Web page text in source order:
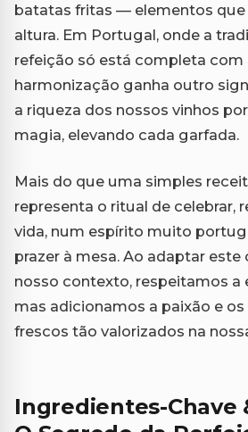
batatas fritas — elementos que
altura. Em Portugal, onde a
refeição só está completa com
harmonização ganha outro
a riqueza dos nossos vinhos
magia, elevando cada garfada.
Mais do que uma simples
representa o ritual de celebrar,
vida, num espírito muito
prazer à mesa. Ao adaptar este
nosso contexto, respeitamos a
mas adicionamos a paixão e
frescos tão valorizados na
Ingredientes-Chave